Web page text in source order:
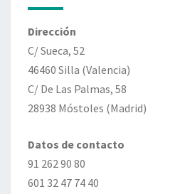
Dirección
C/ Sueca, 52
46460 Silla (Valencia)
C/ De Las Palmas, 58
28938 Móstoles (Madrid)
Datos de contacto
91 262 90 80
601 32 47 74 40